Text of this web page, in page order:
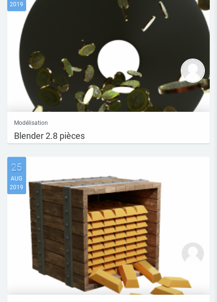
2019
Modélisation
Blender 2.8 pièces
25
AUG
2019